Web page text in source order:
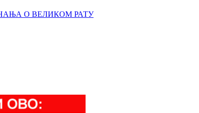
О ВЕЛИКОМ РАТУ